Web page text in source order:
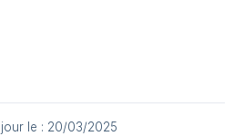
jour le : 20/03/2025